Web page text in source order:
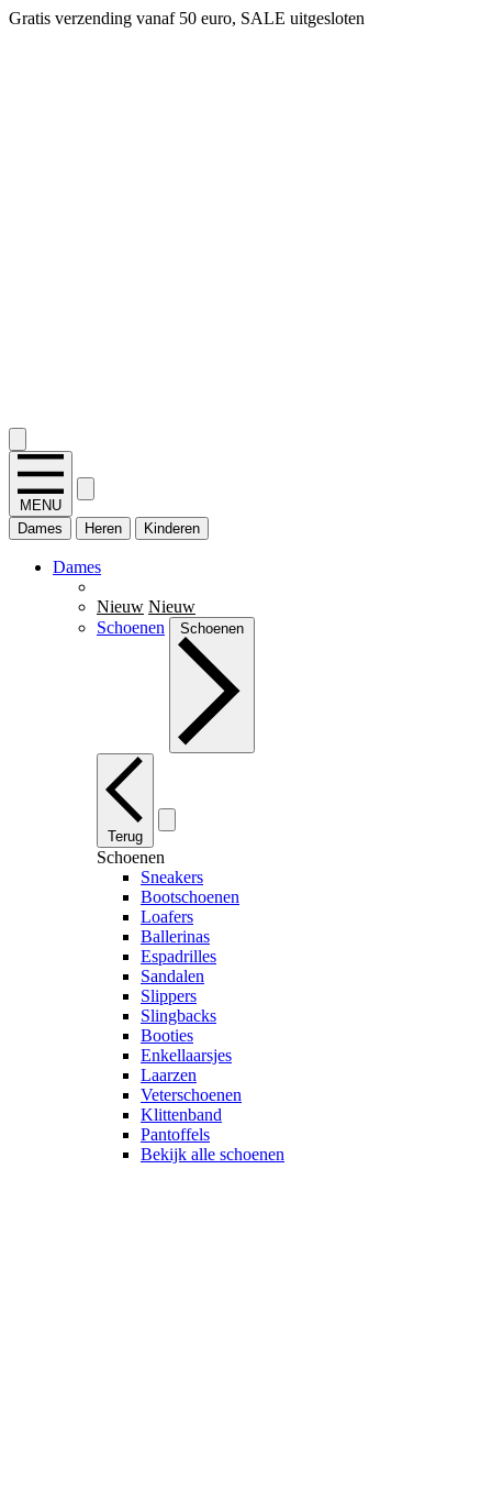
Gratis verzending vanaf 50 euro, SALE uitgesloten
MENU
Dames
Heren Kinderen
Dames
Nieuw Nieuw
Schoenen
Schoenen
Terug
Schoenen
Sneakers
Bootschoenen
Loafers
Ballerinas
Espadrilles
Sandalen
Slippers
Slingbacks
Booties
Enkellaarsjes
Laarzen
Veterschoenen
Klittenband
Pantoffels
Bekijk alle schoenen